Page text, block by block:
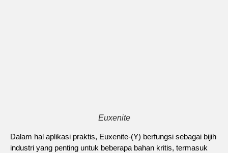
Euxenite
Dalam hal aplikasi praktis, Euxenite-(Y) berfungsi sebagai bijih
industri yang penting untuk beberapa bahan kritis, termasuk